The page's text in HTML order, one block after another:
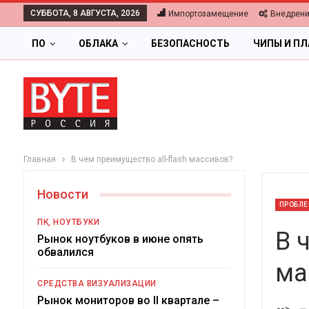
СУББОТА, 8 АВГУСТА, 2026 Импортозамещение
ПО ОБЛАКА БЕЗОПАСНОСТЬ ЧИПЫ И
Главная В чем преимущество all-flash массивов?
В
Новости
ПК, НОУТБУКИ
Рынок ноутбуков в июне опять
обвалился
СРЕДСТВА ВИЗУАЛИЗАЦИИ
Рынок мониторов во II квартале –
Цифровая экономика 2026.